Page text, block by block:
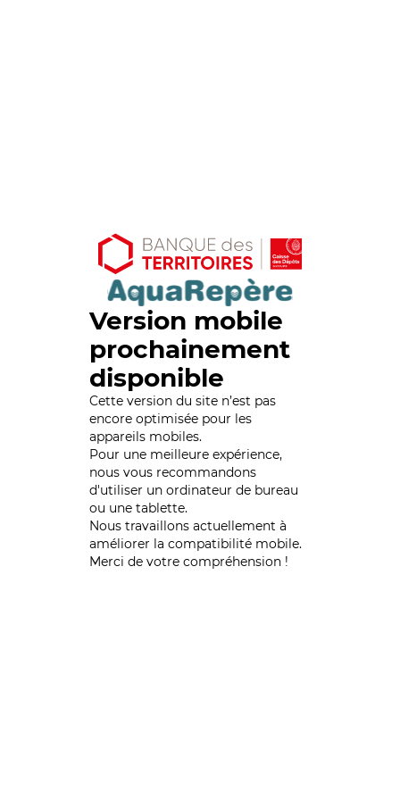
Version mobile
prochainement
disponible
Cette version du site n’est pas
encore optimisée pour les
appareils mobiles.
Pour une meilleure expérience,
nous vous recommandons
d'utiliser un ordinateur de bureau
ou une tablette.
Nous travaillons actuellement à
améliorer la compatibilité mobile.
Merci de votre compréhension !